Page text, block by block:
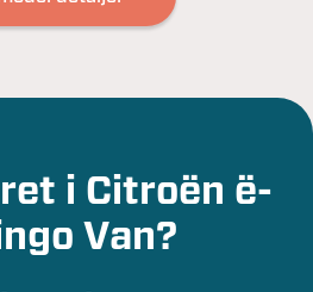
i Citroën ë-
Van?